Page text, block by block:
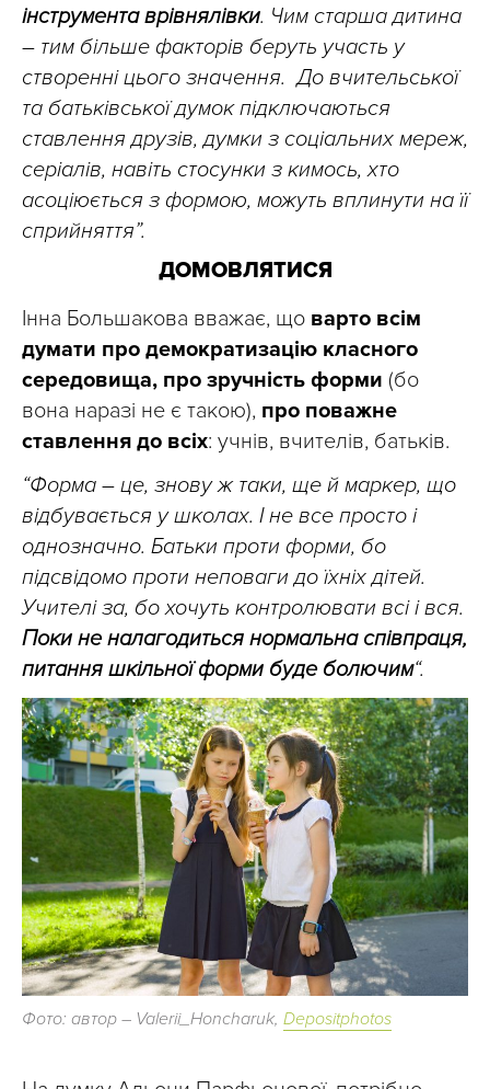
інструмента врівнялівки. Чим старша дитина
– тим більше факторів беруть участь у
створенні цього значення. До вчительської
та батьківської думок підключаються
ставлення друзів, думки з соціальних мереж,
серіалів, навіть стосунки з кимось, хто
асоціюється з формою, можуть вплинути на її
сприйняття”.
ДОМОВЛЯТИСЯ
Інна Большакова вважає, що варто всім
думати про демократизацію класного
середовища, про зручність форми (бо
вона наразі не є такою), про поважне
ставлення до всіх: учнів, вчителів, батьків.
“Форма – це, знову ж таки, ще й маркер, що
відбувається у школах. І не все просто і
однозначно. Батьки проти форми, бо
підсвідомо проти неповаги до їхніх дітей.
Учителі за, бо хочуть контролювати всі і вся.
Поки не налагодиться нормальна співпраця,
питання шкільної форми буде болючим“.
Фото: автор – Valerii_Honcharuk, Depositphotos